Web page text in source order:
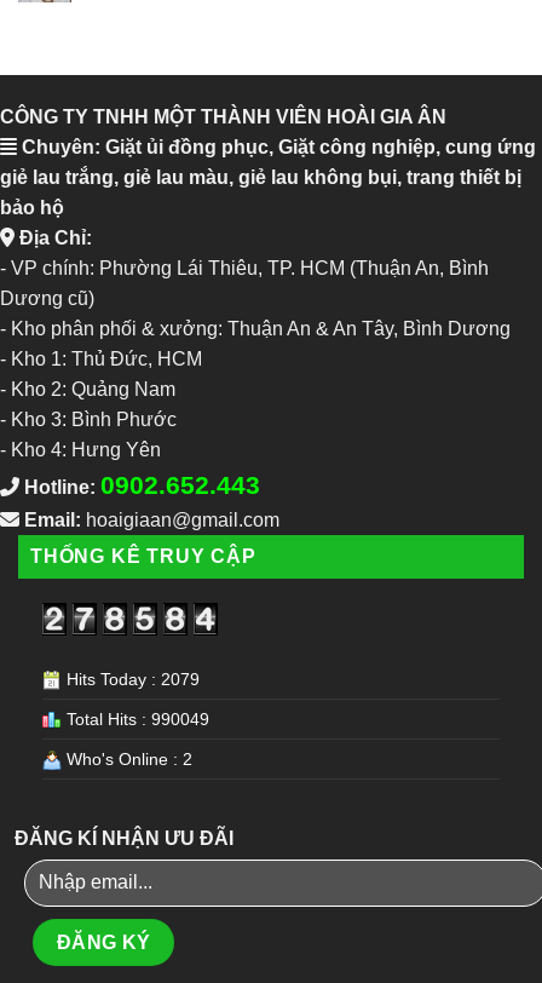
CÔNG TY TNHH MỘT THÀNH VIÊN HOÀI GIA ÂN
Chuyên: Giặt ủi đồng phục, Giặt công nghiệp, cung ứng
giẻ lau trắng, giẻ lau màu, giẻ lau không bụi, trang thiết bị
bảo hộ
Địa Chỉ:
- VP chính: Phường Lái Thiêu, TP. HCM (Thuận An, Bình
Dương cũ)
- Kho phân phối & xưởng: Thuận An & An Tây, Bình Dương
- Kho 1: Thủ Đức, HCM
- Kho 2: Quảng Nam
- Kho 3: Bình Phước
- Kho 4: Hưng Yên
Hotline: 0902.652.443
Email: hoaigiaan@gmail.com
THỐNG KÊ TRUY CẬP
Hits Today : 2079
Total Hits : 990049
Who's Online : 2
ĐĂNG KÍ NHẬN ƯU ĐÃI